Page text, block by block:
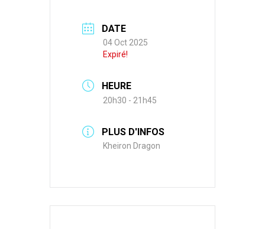
DATE
04 Oct 2025
Expiré!
HEURE
20h30 - 21h45
PLUS D'INFOS
Kheiron Dragon